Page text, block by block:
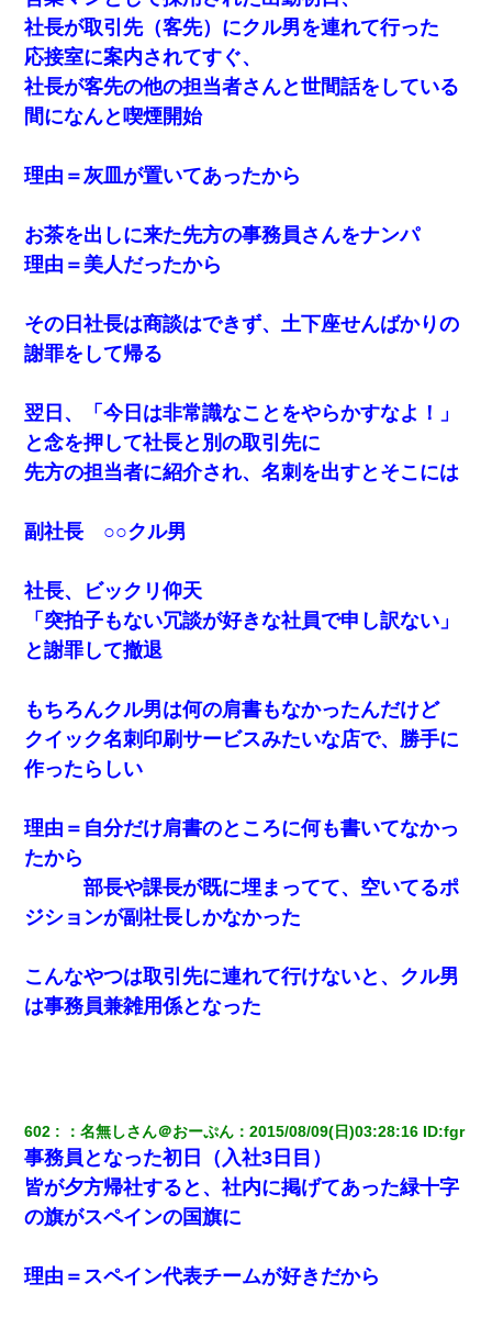
夫に癌の余命宣告。その闘病中に長女から信じられない言葉を受
けた
婚活パーティーでよく会う美女がいた。こんな完璧な容姿を持っ
てしても結婚て難しいんだなぁ…と思ってた
私「まとめ買いして冷凍ストックしてる」Ａ「ずるい！クレク
クラスで一人無口で誰とも話さない男子がいた。→修学旅行に来
ワイアラサー主婦、昨晩久しぶりに夫と致した結果ｗｗｗｗｗ
元旦那から復縁要請。息子「最新型のiPhoneも買えない貧乏は嫌
だ、再婚して」私「なら父親と暮らせ」息子「やった＾＾」私
（もう手遅れだったんだな…）
ｗｗｗｗｗ
体中に赤い蕁麻疹みたいなのができて、皮膚科にいったら「ジベ
ル薔薇色ひこう疹」という症状だと言われた
元夫の連れ子「俺の結婚式の時くらい、母親としての責任を果た
そうとは思わないのか！」→どうも連れ子は…
ら・・・
妹が嘘つきな元カレと寄りを戻してしまったという話をしていた
ら、旦那の顔が曇って雰囲気が一転。そそくさと話を切り上げて
いつもより早く寝付いてしまった…｜生活｜ワロタあんてな
童貞俺、宅飲みした女友達2人を家に泊めた結果ｗｗｗｗｗｗ
【報告者がキチ】嫁「妊娠した」俺『それじゃあ皆に祝ってもら
選ばれたの！絶対見に来てね！」→悲しい結果がこれ・・・
新築の家で。クラクラするくらいの「白粉の匂い」が鼻につくも
嫁＆娘「そんな匂いしない…」ある日、友人奥「素敵なアンティ
ークですね！」俺（！？）
【衝撃】嫁父の会社に勤続１０年、手取り１４万 → 俺「２２万も
らえる会社から誘われた。転職したい」義父「クビ！（激怒」嫁
社長が取引先（客先）にクル男を連れて行った
応接室に案内されてすぐ、
社長が客先の他の担当者さんと世間話をしている
間になんと喫煙開始
理由＝灰皿が置いてあったから
お茶を出しに来た先方の事務員さんをナンパ
理由＝美人だったから
その日社長は商談はできず、土下座せんばかりの
謝罪をして帰る
翌日、「今日は非常識なことをやらかすなよ！」
と念を押して社長と別の取引先に
先方の担当者に紹介され、名刺を出すとそこには
副社長 ○○クル男
社長、ビックリ仰天
「突拍子もない冗談が好きな社員で申し訳ない」
と謝罪して撤退
もちろんクル男は何の肩書もなかったんだけど
クイック名刺印刷サービスみたいな店で、勝手に
作ったらしい
理由＝自分だけ肩書のところに何も書いてなかっ
たから
部長や課長が既に埋まってて、空いてるポ
ジションが副社長しかなかった
こんなやつは取引先に連れて行けないと、クル男
は事務員兼雑用係となった
602 ：名無しさん＠おーぷん ：2015/08/09(日)03:28:16 ID:fgr
事務員となった初日（入社3日目）
皆が夕方帰社すると、社内に掲げてあった緑十字
の旗がスペインの国旗に
理由＝スペイン代表チームが好きだから